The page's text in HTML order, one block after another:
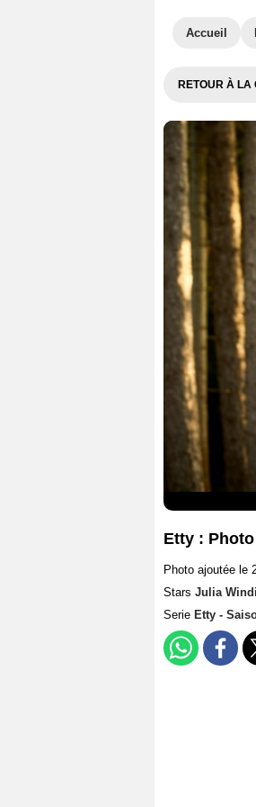
Accueil
RETOUR À LA
Etty :
Photo ajoutée le
Stars Julia
Serie Etty -